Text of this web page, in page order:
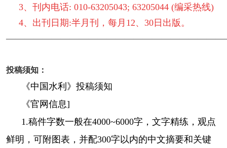
3、刊内电话: 010-63205043; 63205044 (编采热线)
4、出刊日期:半月刊，每月12、30日出版。
投稿须知：
《中国水利》投稿须知
《官网信息]
1.稿件字数一般在4000~6000字，文字精练，观点
鲜明，可附图表，并配300字以内的中文摘要和关键